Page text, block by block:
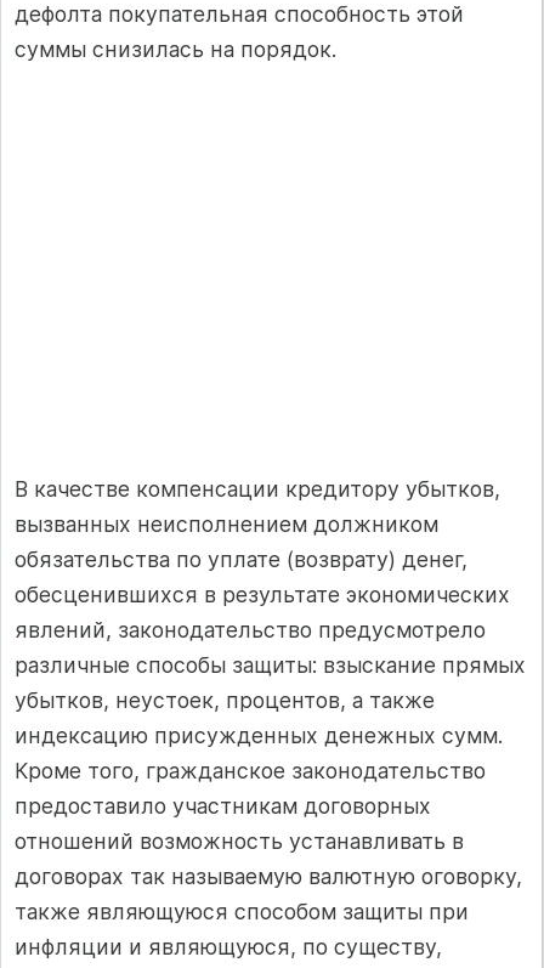
дефолта покупательная способность этой
суммы снизилась на порядок.
В качестве компенсации кредитору убытков,
вызванных неисполнением должником
обязательства по уплате (возврату) денег,
обесценившихся в результате экономических
явлений, законодательство предусмотрело
различные способы защиты: взыскание прямых
убытков, неустоек, процентов, а также
индексацию присужденных денежных сумм.
Кроме того, гражданское законодательство
предоставило участникам договорных
отношений возможность устанавливать в
договорах так называемую валютную оговорку,
также являющуюся способом защиты при
инфляции и являющуюся, по существу,